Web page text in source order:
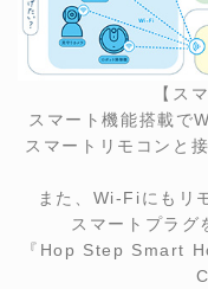
【ス
スマート機能搭載で
スマートリモコンと
また、Wi-Fiにもリ
スマートプラグ
『Hop Step Smart